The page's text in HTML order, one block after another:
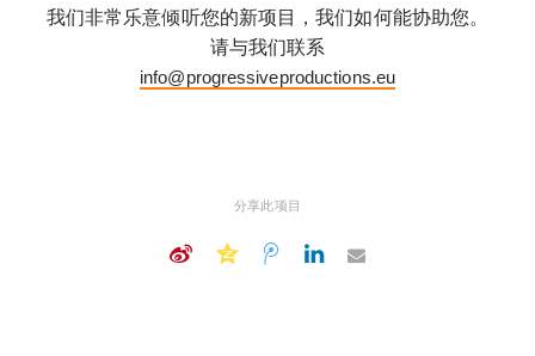
我们非常乐意倾听您的新项目，我们如何能协助您。
请与我们联系
info@progressiveproductions.eu
分享此项目